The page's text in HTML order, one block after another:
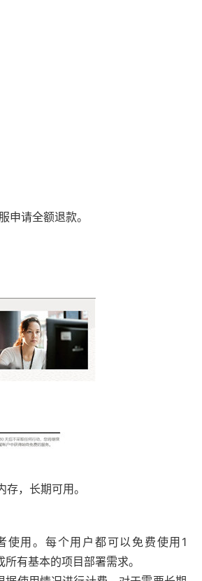
申请全额退款。
，长期可用。
使用。每个用户都可以免费使用1
有基本的项目部署需求。